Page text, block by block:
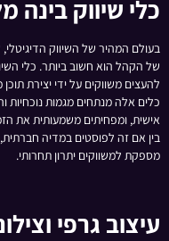
כלי שיווק בינה
בעולם המהיר של השיווק
להעצים משווקים על ידי יצירת
כלים אלה מנתחים מגמות נוכחיות
אישית, ומפחיתים משמעותית את
בין אם זה לפוסטים במדיה חברתית,
מספקת למשווקים יתרון תחרותי.
עיצוב גרפי